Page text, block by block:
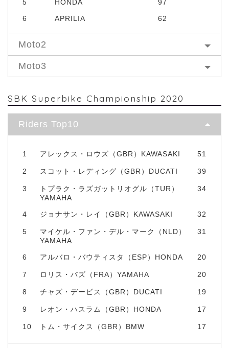
5
HONDA
97
6
APRILIA 62
Moto2
Moto3
SBK Superbike Championship 2020
Riders Top10
1 アレックス・ロウズ（GBR）KAWASAKI 51
2 スコット・レディング（GBR）DUCATI 39
3
トプラク・ラズガットリオグル（TUR）
YAMAHA
34
4 ジョナサン・レイ（GBR）KAWASAKI 32
5
マイケル・ファン・デル・マーク（NLD）
YAMAHA
31
6 アルバロ・バウティスタ（ESP）HONDA 20
7 ロリス・バズ（FRA）YAMAHA 20
8 チャズ・デービス（GBR）DUCATI 19
9 レオン・ハスラム（GBR）HONDA 17
10 トム・サイクス（GBR）BMW 17